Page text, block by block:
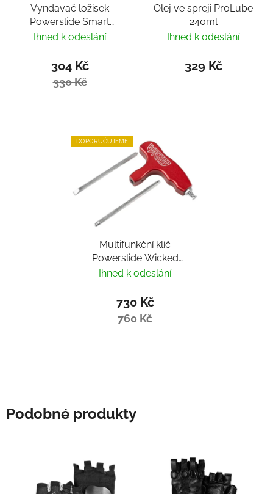
Vyndavač ložisek
Powerslide Smart
Bearing Remover by
Ihned k odeslání
304 Kč
330 Kč
Olej ve spreji ProLube
240ml
Ihned k odeslání
329 Kč
DOPORUČUJEME
Multifunkční klíč
Powerslide Wicked
Hardcore Tool
Ihned k odeslání
730 Kč
760 Kč
Podobné produkty